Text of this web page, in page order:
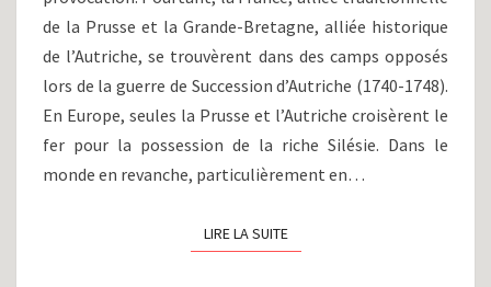
de la Prusse et la Grande-Bretagne, alliée historique
de l’Autriche, se trouvèrent dans des camps opposés
lors de la guerre de Succession d’Autriche (1740-1748).
En Europe, seules la Prusse et l’Autriche croisèrent le
fer pour la possession de la riche Silésie. Dans le
monde en revanche, particulièrement en…
LIRE LA SUITELIRE LA SUITE